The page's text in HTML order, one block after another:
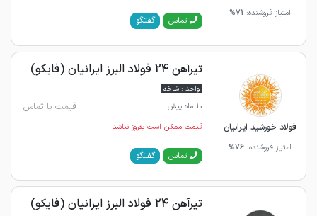
امتیاز فروشنده: 71%
تماس گفتگو
فولاد خورشید ایرانیان
امتیاز فروشنده: 76%
تیرآهن 24 فولاد البرز ایرانیان (فایکو)
واحد : شاخه
10 ماه پیش
قیمت با تماس
قیمت ممکن است به‌روز نباشد
تماس گفتگو
تیرآهن 24 فولاد البرز ایرانیان (فایکو)